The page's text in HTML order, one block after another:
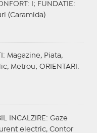
: I; FUNDATIE :
(Caramida)
: Magazine, Piata,
Metrou; ORIENTARI :
INCALZIRE : Gaze
electric, Contor